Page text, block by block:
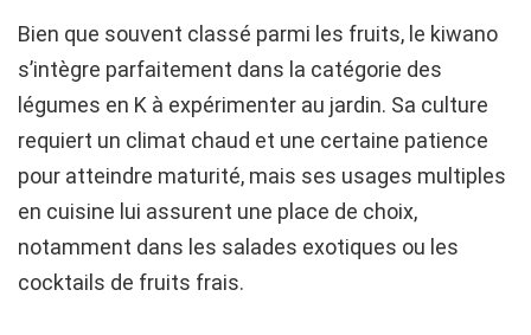
Bien que souvent classé parmi les fruits, le kiwano
s’intègre parfaitement dans la catégorie des
légumes en K à expérimenter au jardin. Sa culture
requiert un climat chaud et une certaine patience
pour atteindre maturité, mais ses usages multiples
en cuisine lui assurent une place de choix,
notamment dans les salades exotiques ou les
cocktails de fruits frais.